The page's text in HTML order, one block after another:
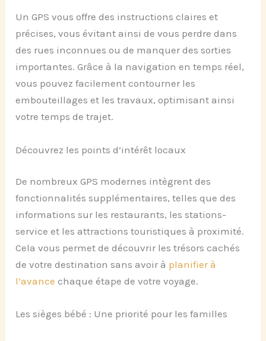
Un GPS vous offre des instructions claires et
précises, vous évitant ainsi de vous perdre dans
des rues inconnues ou de manquer des sorties
importantes. Grâce à la navigation en temps réel,
vous pouvez facilement contourner les
embouteillages et les travaux, optimisant ainsi
votre temps de trajet.
Découvrez les points d’intérêt locaux
De nombreux GPS modernes intègrent des
fonctionnalités supplémentaires, telles que des
informations sur les restaurants, les stations-
service et les attractions touristiques à proximité.
Cela vous permet de découvrir les trésors cachés
de votre destination sans avoir à planifier à
l’avance chaque étape de votre voyage.
Les sièges bébé : Une priorité pour les familles